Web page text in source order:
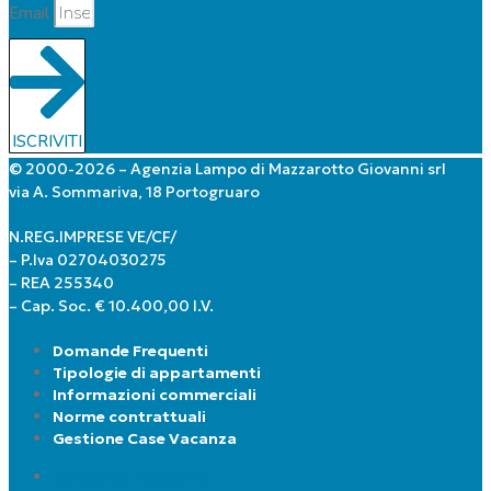
Email
ISCRIVITI
© 2000-2026 – Agenzia Lampo di Mazzarotto Giovanni srl
via A. Sommariva, 18 Portogruaro
N.REG.IMPRESE VE/CF/
– P.Iva 02704030275
– REA 255340
– Cap. Soc. € 10.400,00 I.V.
Domande Frequenti
Tipologie di appartamenti
Informazioni commerciali
Norme contrattuali
Gestione Case Vacanza